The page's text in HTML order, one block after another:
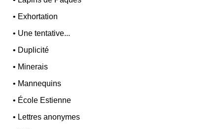
• Exhortation
• Une tentative...
• Duplicité
• Minerais
• Mannequins
• École Estienne
• Lettres anonymes